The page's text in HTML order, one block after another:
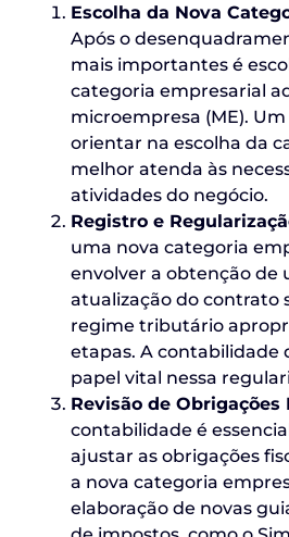
Escolha da Nova
Após o
mais importantes é
categoria empresarial
microempresa (ME).
orientar na escolha da
melhor atenda às
atividades do negócio.
Registro e
uma nova categoria
envolver a obtenção de
atualização do contrato
regime tributário
etapas. A contabilidade
papel vital nessa
Revisão de Obrigações
contabilidade é
ajustar as obrigações
a nova categoria
elaboração de novas